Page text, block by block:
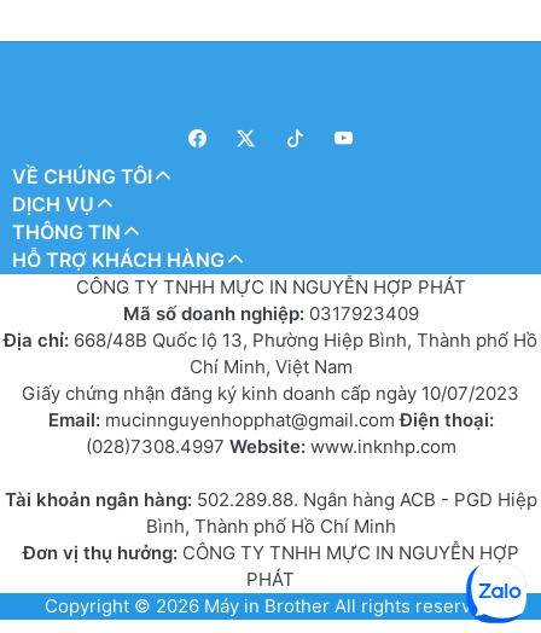
VỀ CHÚNG TÔI
DỊCH VỤ
THÔNG TIN
HỖ TRỢ KHÁCH HÀNG
CÔNG TY TNHH MỰC IN NGUYỄN HỢP PHÁT
Mã số doanh nghiệp: 0317923409
Địa chỉ: 668/48B Quốc lộ 13, Phường Hiệp Bình, Thành phố Hồ
Chí Minh, Việt Nam
Giấy chứng nhận đăng ký kinh doanh cấp ngày 10/07/2023
Email: mucinnguyenhopphat@gmail.comĐiện thoại:
(028)7308.4997 Website: www.inknhp.com
Tài khoản ngân hàng: 502.289.88. Ngân hàng ACB - PGD Hiệp
Bình, Thành phố Hồ Chí Minh
Đơn vị thụ hưởng:CÔNG TY TNHH MỰC IN NGUYỄN HỢP
PHÁT
Copyright © 2026 Máy in BrotherAll rights reserved.